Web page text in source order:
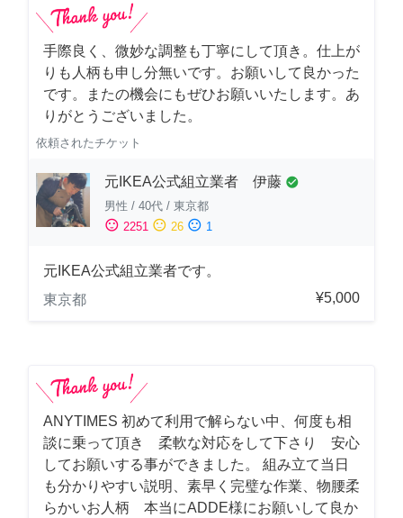
手際良く、微妙な調整も丁寧にして頂き。仕上が
りも人柄も申し分無いです。お願いして良かった
です。またの機会にもぜひお願いいたします。あ
りがとうございました。
依頼されたチケット
元IKEA公式組立業者 伊藤 check_circle
男性 / 40代 / 東京都
sentiment_satisfied 2251 sentiment_neutral 26 sentiment_dissatisfied 1
元IKEA公式組立業者です。
東京都
¥5,000
ANYTIMES 初めて利用で解らない中、何度も相
談に乗って頂き 柔軟な対応をして下さり 安心
してお願いする事ができました。 組み立て当日
も分かりやすい説明、素早く完璧な作業、物腰柔
らかいお人柄 本当にADDE様にお願いして良か